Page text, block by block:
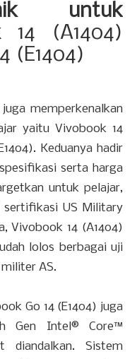
untuk
14 (A1404)
(E1404)
memperkenalkan
yaitu Vivobook 14
Keduanya hadir
serta harga
untuk pelajar,
sertifikasi US Military
Vivobook 14 (A1404)
lolos berbagai uji
AS.
Go 14 (E1404) juga
Gen Intel® Core™
diandalkan. Sistem